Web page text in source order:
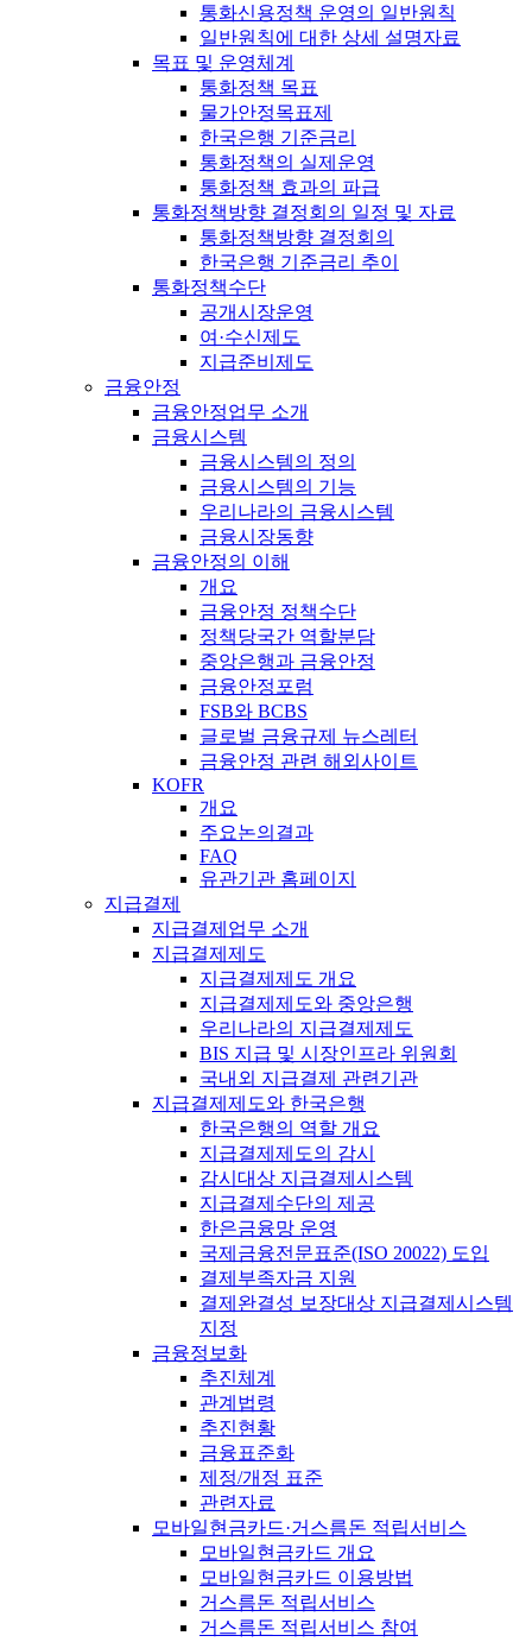
통화신용정책 운영의 일반원칙
일반원칙에 대한 상세 설명자료
목표 및 운영체계
통화정책 목표
물가안정목표제
한국은행 기준금리
통화정책의 실제운영
통화정책 효과의 파급
통화정책방향 결정회의 일정 및 자료
통화정책방향 결정회의
한국은행 기준금리 추이
통화정책수단
공개시장운영
여·수신제도
지급준비제도
금융안정
금융안정업무 소개
금융시스템
금융시스템의 정의
금융시스템의 기능
우리나라의 금융시스템
금융시장동향
금융안정의 이해
개요
금융안정 정책수단
정책당국간 역할분담
중앙은행과 금융안정
금융안정포럼
FSB와 BCBS
글로벌 금융규제 뉴스레터
금융안정 관련 해외사이트
KOFR
개요
주요논의결과
FAQ
유관기관 홈페이지
지급결제
지급결제업무 소개
지급결제제도
지급결제제도 개요
지급결제제도와 중앙은행
우리나라의 지급결제제도
BIS 지급 및 시장인프라 위원회
국내외 지급결제 관련기관
지급결제제도와 한국은행
한국은행의 역할 개요
지급결제제도의 감시
감시대상 지급결제시스템
지급결제수단의 제공
한은금융망 운영
국제금융전문표준(ISO 20022) 도입
결제부족자금 지원
결제완결성 보장대상 지급결제시스템
지정
금융정보화
추진체계
관계법령
추진현황
금융표준화
제정/개정 표준
관련자료
모바일현금카드·거스름돈 적립서비스
모바일현금카드 개요
모바일현금카드 이용방법
거스름돈 적립서비스
거스름돈 적립서비스 참여